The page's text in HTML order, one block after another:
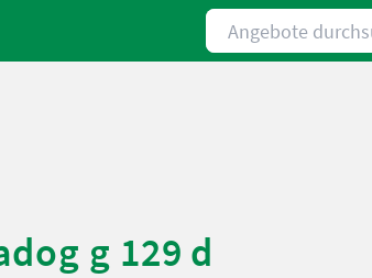
Angebote durchsuchen
g 129 d